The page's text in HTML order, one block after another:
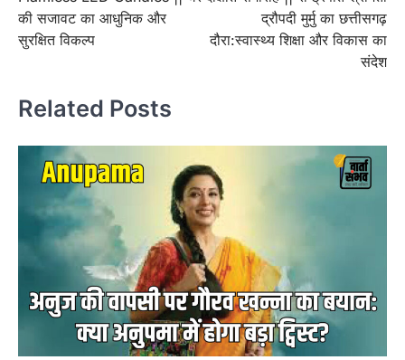
navigation
की सजावट का आधुनिक और
सुरक्षित विकल्प
द्रौपदी मुर्मु का छत्तीसगढ़
दौरा:स्वास्थ्य शिक्षा और विकास का
संदेश
Related Posts